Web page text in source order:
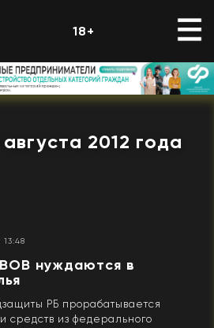
18+
2012 года
13:48
нуждаются в
РБ прорабатывается
средств из федерального